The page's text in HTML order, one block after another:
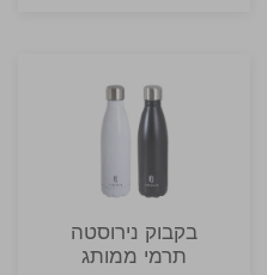
בקבוק נירוסטה
תרמי ממותג